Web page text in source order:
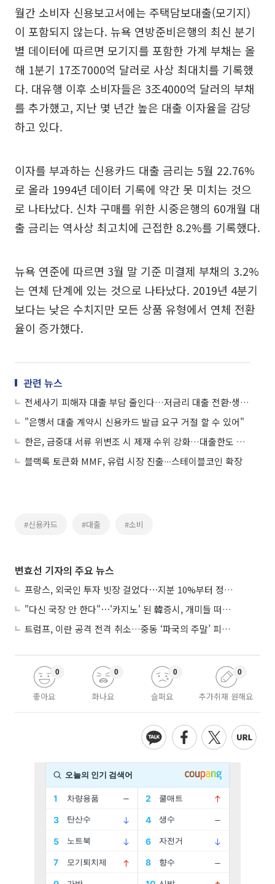
월간 소비자 신용보고서에는 주택담보대출(모기지)
이 포함되지 않는다. 뉴욕 연방준비은행의 최신 분기
별 데이터에 따르면 모기지를 포함한 가계 부채는 올
해 1분기 17조7000억 달러로 사상 최대치를 기록했
다. 대유행 이후 소비자들은 3조4000억 달러의 부채
를 추가했고, 지난 몇 년간 높은 대출 이자율을 감당
하고 있다.
이자를 부과하는 신용카드 대출 금리는 5월 22.76%
로 올라 1994년 데이터 기록에 약간 못 미치는 것으
로 나타났다. 신차 구매를 위한 시중은행의 60개월 대
출 금리는 역사상 최고치에 근접한 8.2%를 기록했다.
뉴욕 연준에 따르면 3월 말 기준 미결제 부채의 3.2%
는 연체 단계에 있는 것으로 나타났다. 2019년 4분기
보다는 낮은 수치지만 모든 상품 유형에서 연체 전환
율이 증가했다.
관련 뉴스
전세사기 피해자 대출 부담 줄인다…저금리 대출 전환·생애최초 혜택 유지
"은행서 대출 계약시 신용카드 발급 요구 거절 할 수 있어"
한은, 금중대 서류 위변조 시 제재 수위 강화…대출한도 최대 3개월 감축
블랙록 토큰화 MMF, 유럽 시장 진출∙∙∙스테이블코인 확장
#신용카드 #대출 #소비
변효선 기자의 주요 뉴스
프랑스, 외국인 투자 빗장 걸었다⋯지분 10%부터 정부가 승인
"다신 국장 안 한다"⋯'카지노' 된 韓증시, 개미들 떠난다
트럼프, 이란 공격 전격 취소…중동 ‘파국의 주말’ 피했다
좋아요
0
화나요
0
슬퍼요
0
추가취재 원해요
0